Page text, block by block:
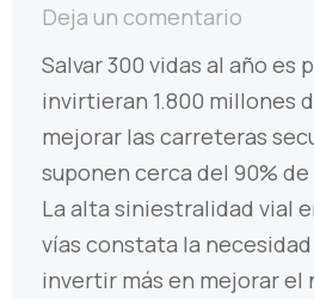
Deja un comentario
Salvar 300 vidas al año es
invirtieran 1.800 millones
mejorar las carreteras
suponen cerca del 90%
La alta siniestralidad vial
vías constata la
invertir más en mejorar el